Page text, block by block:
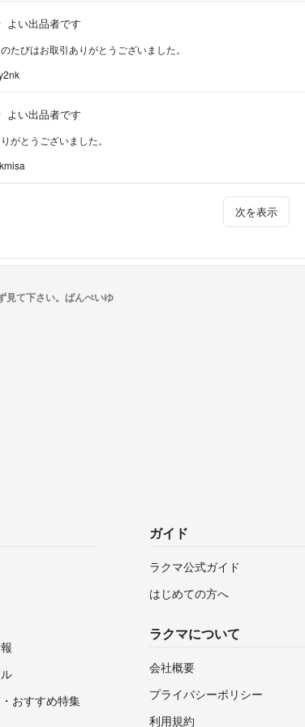
よい出品者です
のたびはお取引ありがとうございました。
よい出品者です
がとうございました。
次を表示
見て下さい。ばんぺいゆ
おすすめ特集
ガイド
ラクマ公式ガイド
はじめての方へ
ラクマについて
会社概要
プライバシーポリシー
利用規約